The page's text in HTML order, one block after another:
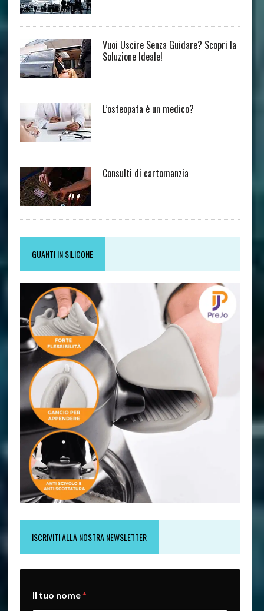
Vuoi Uscire Senza Guidare? Scopri la
Soluzione Ideale!
L’osteopata è un medico?
Consulti di cartomanzia
GUANTI IN SILICONE
ISCRIVITI ALLA NOSTRA NEWSLETTER
m
a
Il tuo nome*